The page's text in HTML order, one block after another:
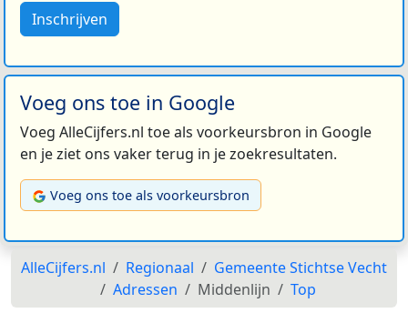
Inschrijven
Voeg ons toe in Google
Voeg AlleCijfers.nl toe als voorkeursbron in Google
en je ziet ons vaker terug in je zoekresultaten.
Voeg ons toe als voorkeursbron
AlleCijfers.nl Regionaal
Gemeente Stichtse Vecht
Adressen
Middenlijn Top